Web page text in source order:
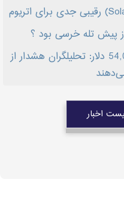
پیش تله خرسی بود ؟
سقوط قیمت بیت‌کوین به زیر 54,000 دلار: تحلیلگران هشدار از
اخبار